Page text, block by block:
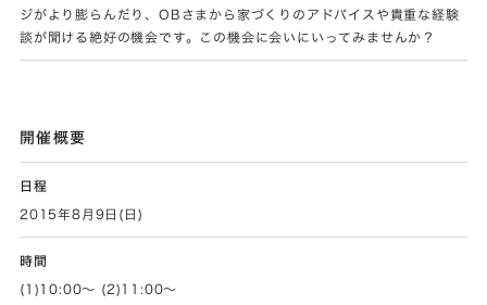
ジがより膨らんだり、OBさまから家づくりのアドバイスや貴重な経験
談が聞ける絶好の機会です。この機会に会いにいってみませんか？
開催概要
日程
2015年8月9日(日)
時間
(1)10:00〜 (2)11:00〜